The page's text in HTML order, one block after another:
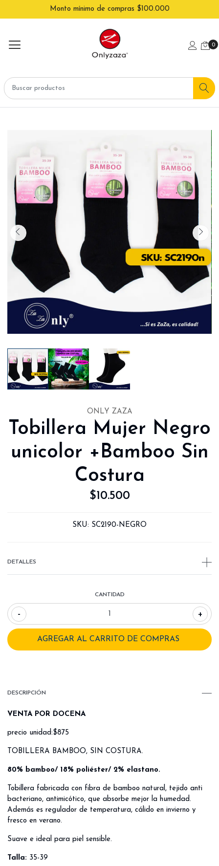
Monto mínimo de compras $100.000
0
ONLY ZAZA
Tobillera Mujer Negro
unicolor +Bamboo Sin
Costura
$10.500
SKU: SC2190-NEGRO
DETALLES
CANTIDAD
- +
DESCRIPCIÓN
VENTA POR DOCENA
precio unidad:$875
TOBILLERA BAMBOO, SIN COSTURA.
80% bamboo/ 18% poliéster/ 2% elastano.
Tobillera fabricada con fibra de bamboo natural, tejido anti
bacteriano, antimicótico, que absorbe mejor la humedad.
Además es regulador de temperatura, cálido en invierno y
fresco en verano.
Suave e ideal para piel sensible.
Talla: 35-39